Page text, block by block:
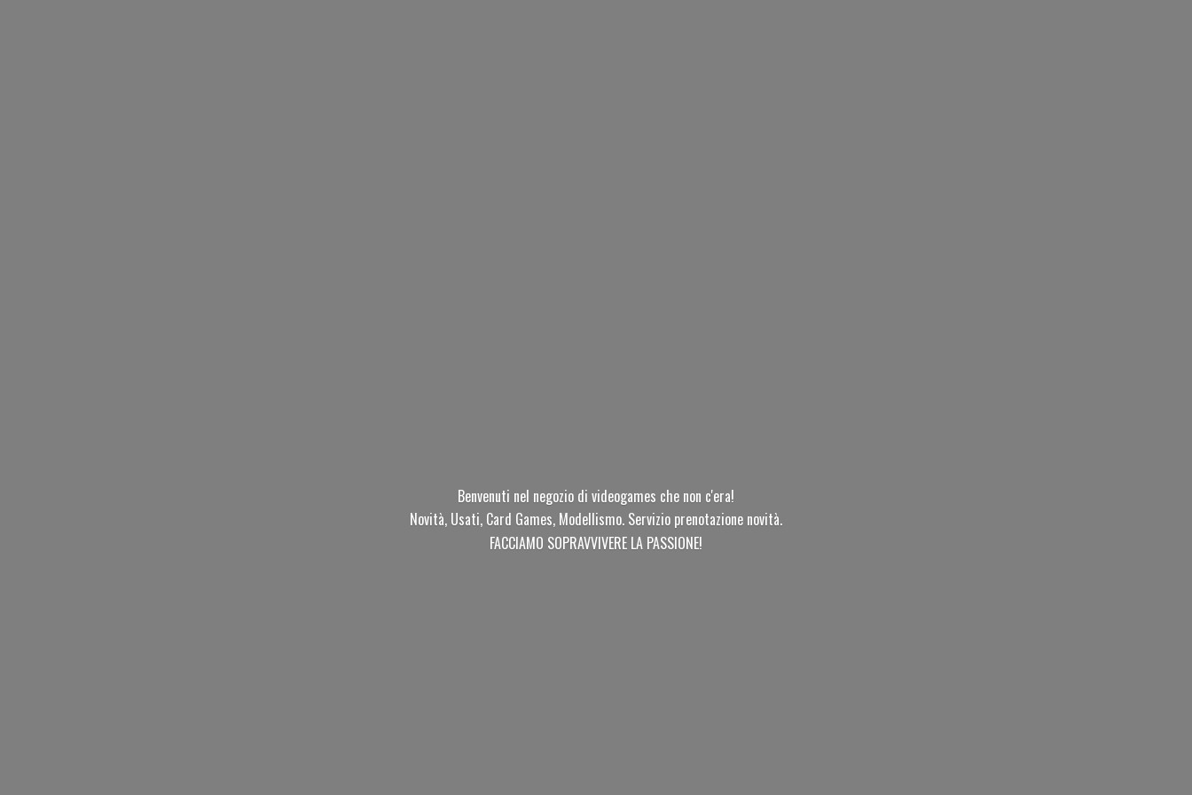
Benvenuti nel negozio di videogames che non c'era!
Novità, Usati, Card Games, Modellismo. Servizio prenotazione novità.
FACCIAMO SOPRAVVIVERE LA PASSIONE!